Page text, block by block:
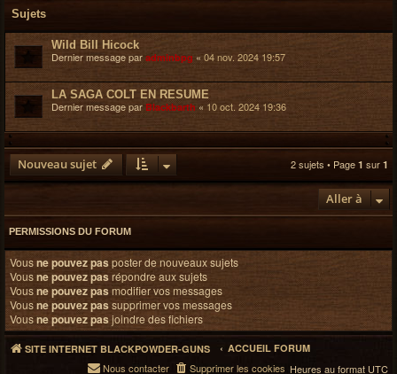
Sujets
Wild Bill Hicock
Dernier message par adminbpg « 04 nov. 2024 19:57
LA SAGA COLT EN RESUME
Dernier message par Blackbarth « 10 oct. 2024 19:36
Nouveau sujet 2 sujets • Page 1 sur 1
Aller à
PERMISSIONS DU FORUM
Vousne pouvez pasposter de nouveaux sujets
Vousne pouvez pasrépondre aux sujets
Vousne pouvez pasmodifier vos messages
Vousne pouvez passupprimer vos messages
Vousne pouvez pasjoindre des fichiers
SITE INTERNET BLACKPOWDER-GUNS ACCUEIL FORUM
Heures au format UTC
Supprimer les cookies
Nous contacter